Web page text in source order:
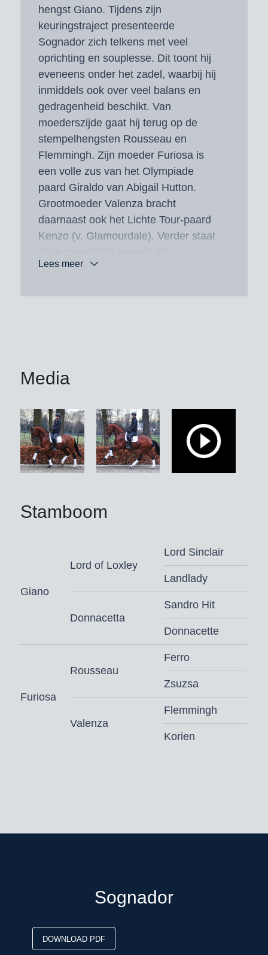
hengst Giano. Tijdens zijn
keuringstraject presenteerde
Sognador zich telkens met veel
oprichting en souplesse. Dit toont hij
eveneens onder het zadel, waarbij hij
inmiddels ook over veel balans en
gedragenheid beschikt. Van
moederszijde gaat hij terug op de
stempelhengsten Rousseau en
Flemmingh. Zijn moeder Furiosa is
een volle zus van het Olympiade
paard Giraldo van Abigail Hutton.
Grootmoeder Valenza bracht
daarnaast ook het Lichte Tour-paard
Kenzo (v. Glamourdale). Verder staat
leverancier van vele sportpaarden,
Flemmingh) en nog vele meer.
Lees meer
Media
Stamboom
Giano
Lord of Loxley
Lord Sinclair
Landlady
Donnacetta
Sandro Hit
Donnacette
Furiosa
Rousseau
Ferro
Zsuzsa
Valenza
Flemmingh
Korien
Sognador
DOWNLOAD PDF